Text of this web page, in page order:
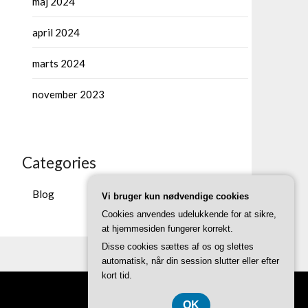
april 2024
marts 2024
november 2023
Categories
Blog
Vi bruger kun nødvendige cookies
Cookies anvendes udelukkende for at sikre,
at hjemmesiden fungerer korrekt.
Disse cookies sættes af os og slettes
automatisk, når din session slutter eller efter
kort tid.
OK